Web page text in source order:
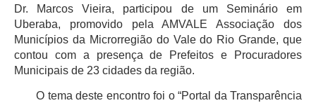
Dr. Marcos Vieira, participou de um Seminário em
Uberaba, promovido pela AMVALE Associação dos
Municípios da Microrregião do Vale do Rio Grande, que
contou com a presença de Prefeitos e Procuradores
Municipais de 23 cidades da região.
O tema deste encontro foi o “Portal da Transparência